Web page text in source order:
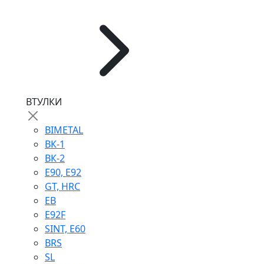
ВТУЛКИ
BIMETAL
ВК-1
ВК-2
Е90, E92
GT, HRC
EB
Е92F
SINT, E60
BRS
SL